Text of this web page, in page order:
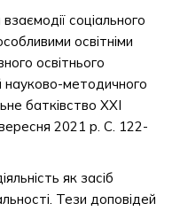
соціального
освітніми
освітнього
методичного
батківство XXI
2021 р. С. 122-
як засіб
Тези доповідей